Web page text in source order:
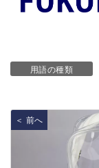
用語の種類
＜ 前へ